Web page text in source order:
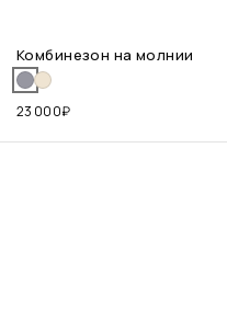
Комбинезон на молнии
23 000₽